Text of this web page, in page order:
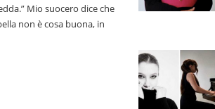
Mio suocero dice che
non è cosa buona, in